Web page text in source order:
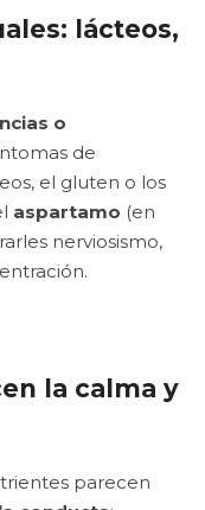
lácteos,
o
de
el gluten o los
aspartamo (en
nerviosismo,
la calma y
parecen